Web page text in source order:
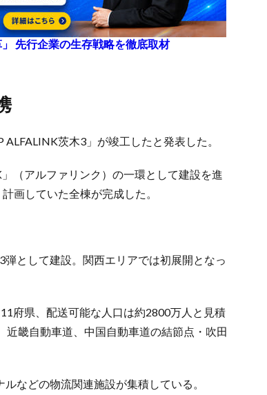
先行企業の生存戦略を徹底取材
茨木3」が竣工したと発表した。
（アルファリンク）の一環として建設を進
画していた全棟が完成した。
弾として建設。関西エリアでは初展開となっ
府県、配送可能な人口は約2800万人と見積
畿自動車道、中国自動車道の結節点・吹田
などの物流関連施設が集積している。